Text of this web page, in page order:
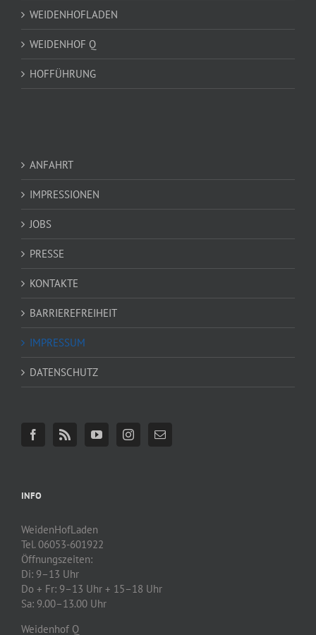
WEIDENHOFLADEN
WEIDENHOF Q
HOFFÜHRUNG
ANFAHRT
IMPRESSIONEN
JOBS
PRESSE
KONTAKTE
BARRIEREFREIHEIT
IMPRESSUM
DATENSCHUTZ
INFO
WeidenHofLaden
Tel. 06053-601922
Öffnungszeiten:
Di: 9–13 Uhr
Do + Fr: 9–13 Uhr + 15–18 Uhr
Sa: 9.00–13.00 Uhr
Weidenhof Q